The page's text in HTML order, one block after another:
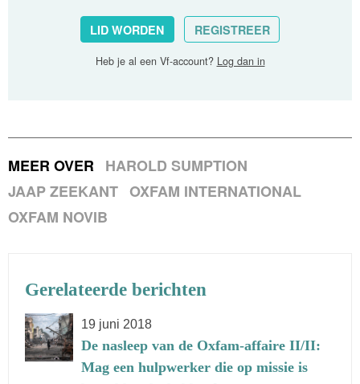
LID WORDEN REGISTREER
Heb je al een Vf-account? Log dan in
MEER OVER HAROLD SUMPTION
JAAP ZEEKANT OXFAM INTERNATIONAL
OXFAM NOVIB
Gerelateerde berichten
19 juni 2018
De nasleep van de Oxfam-affaire II/II:
Mag een hulpwerker die op missie is